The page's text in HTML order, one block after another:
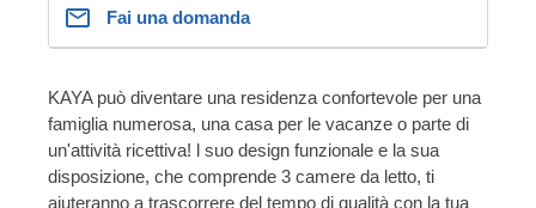
Fai una domanda
KAYA può diventare una residenza confortevole per una
famiglia numerosa, una casa per le vacanze o parte di
un'attività ricettiva! l suo design funzionale e la sua
disposizione, che comprende 3 camere da letto, ti
aiuteranno a trascorrere del tempo di qualità con la tua